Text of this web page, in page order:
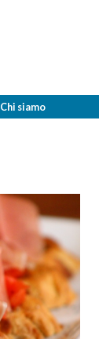
Chi siamo